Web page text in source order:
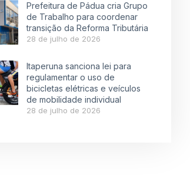
Prefeitura de Pádua cria Grupo
de Trabalho para coordenar
transição da Reforma Tributária
28 de julho de 2026
Itaperuna sanciona lei para
regulamentar o uso de
bicicletas elétricas e veículos
de mobilidade individual
28 de julho de 2026